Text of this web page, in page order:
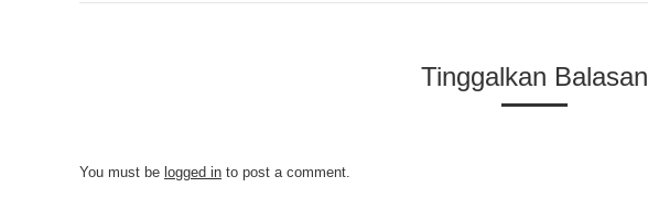
Tinggalkan Balasan
You must be logged in to post a comment.